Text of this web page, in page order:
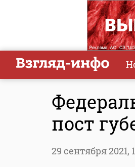
пост
29 сентября 2021,